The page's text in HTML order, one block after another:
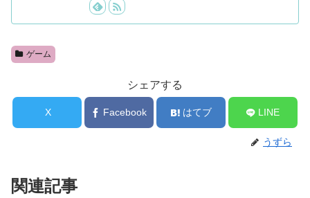
ゲーム
シェアする
X Facebook はてブ LINE
うずら
関連記事